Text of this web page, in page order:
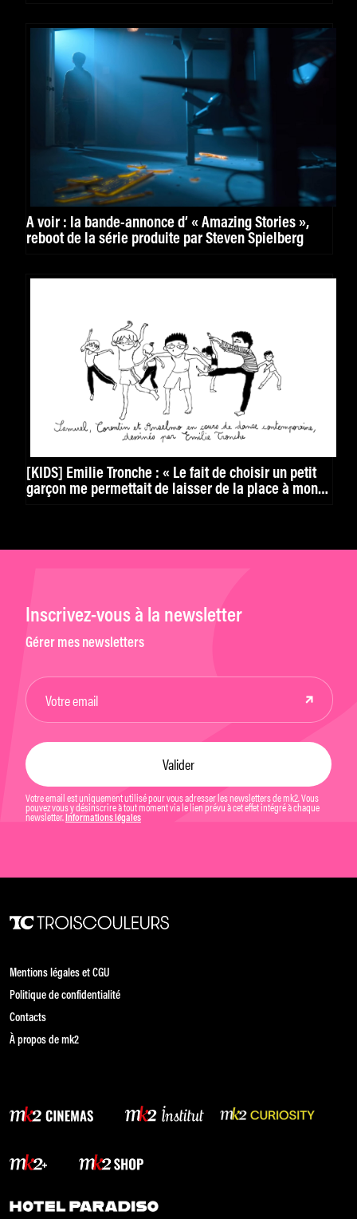
À voir : la bande-annonce d’ « Amazing Stories »,
reboot de la série produite par Steven Spielberg
[KIDS] Émilie Tronche : « Le fait de choisir un petit
garçon me permettait de laisser de la place à mon
Inscrivez-vous à la newsletter
Gérer mes newsletters
Votre email est uniquement utilisé pour vous adresser les newsletters de mk2. Vous
pouvez vous y désinscrire à tout moment via le lien prévu à cet effet intégré à chaque
newsletter. Informations légales
Mentions légales et CGU
Politique de confidentialité
Contacts
À propos de mk2